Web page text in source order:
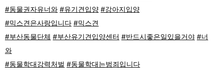
#동물권자유너와 #유기견입양 #강아지입양
#믹스견은사랑입니다 #믹스견
#부산동물단체 #부산유기견입양센터 #반드시좋은일있을거야 #너
와
#동물학대강력처벌 #동물학대는범죄입니다